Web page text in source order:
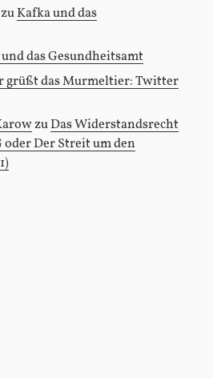
zuKafka und das
das Gesundheitsamt
grüßt das Murmeltier: Twitter
zuDas Widerstandsrecht
oder Der Streit um den